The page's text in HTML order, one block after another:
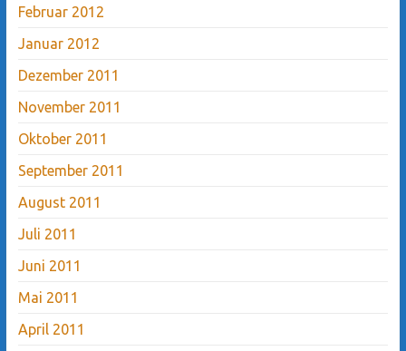
Februar 2012
Januar 2012
Dezember 2011
November 2011
Oktober 2011
September 2011
August 2011
Juli 2011
Juni 2011
Mai 2011
April 2011